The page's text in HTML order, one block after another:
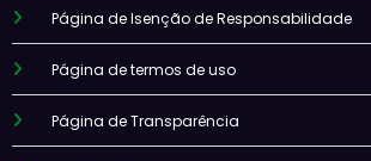
Página de Isenção de Responsabilidade
Página de termos de uso
Página de Transparência